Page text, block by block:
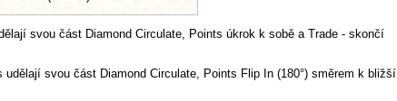
svou část Diamond Circulate, Points úkrok k sobě a Trade - skončí
udělají svou část Diamond Circulate, Points Flip In (180°) směrem k bližší